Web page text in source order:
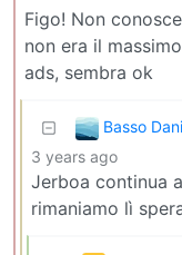
Figo! Non
non era il
ads, sembra ok
Basso
3 years ago
Jerboa continua
rimaniamo lì